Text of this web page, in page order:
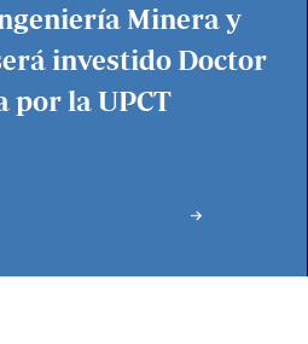
Minera y
investido Doctor
por la UPCT